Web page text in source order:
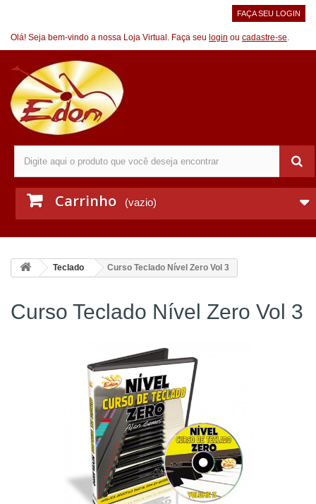
FAÇA SEU LOGIN
Olá! Seja bem-vindo a nossa Loja Virtual. Faça seu login ou cadastre-se.
Carrinho (vazio)
Teclado Curso Teclado Nível Zero Vol 3
Curso Teclado Nível Zero Vol 3